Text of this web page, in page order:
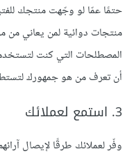
حتمًا عمّا لو وجّهت منتجك
منتجات دوائية لمن يعاني
المصطلحات التي كنت
أن تعرف من هو جمهورك
3. استمع لعملائك
وفّر لعملائك طرقًا لإيصال